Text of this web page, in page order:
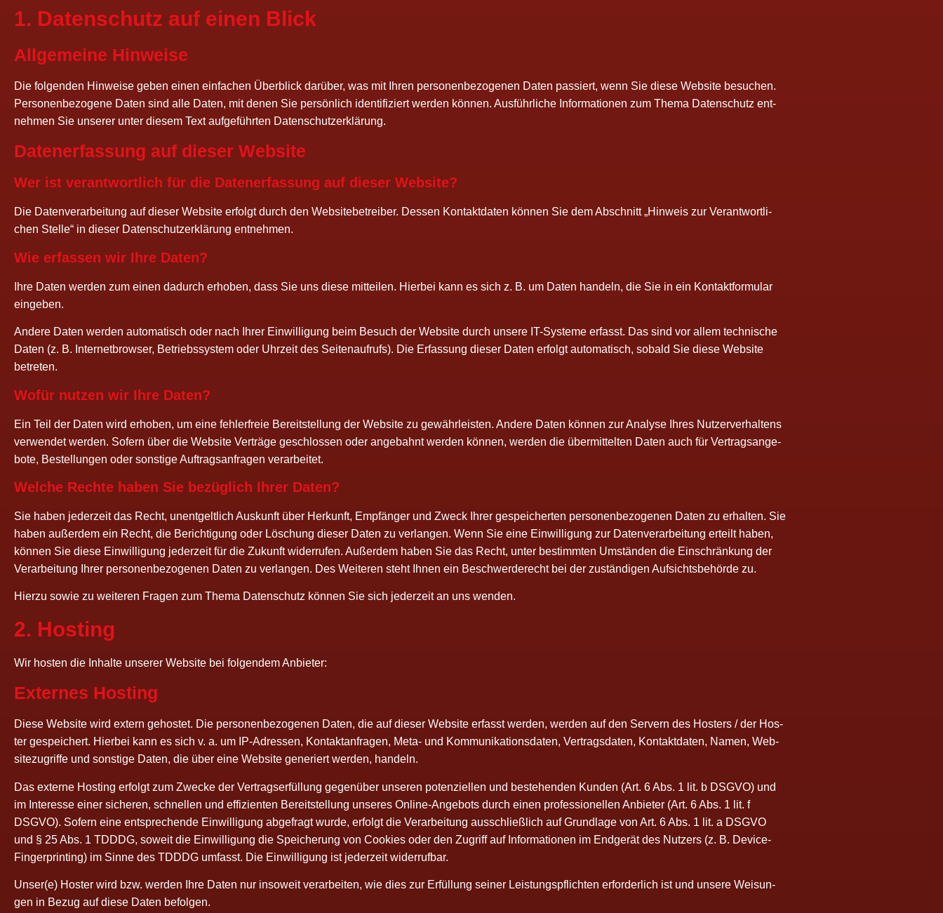
1. Daten­schutz auf einen Blick
All­ge­mei­ne Hinweise
Die fol­gen­den Hin­wei­se geben einen ein­fa­chen Über­blick dar­über, was mit Ihren per­so­nen­be­zo­ge­nen Daten pas­siert, wenn Sie die­se Web­site besu­chen.
Per­so­nen­be­zo­ge­ne Daten sind alle Daten, mit denen Sie per­sön­lich iden­ti­fi­ziert wer­den kön­nen. Aus­führ­li­che Infor­ma­tio­nen zum The­ma Daten­schutz ent­
neh­men Sie unse­rer unter die­sem Text auf­ge­führ­ten Datenschutzerklärung.
Daten­er­fas­sung auf die­ser Website
Wer ist ver­ant­wort­lich für die Daten­er­fas­sung auf die­ser Website?
Die Daten­ver­ar­bei­tung auf die­ser Web­site erfolgt durch den Web­site­be­trei­ber. Des­sen Kon­takt­da­ten kön­nen Sie dem Abschnitt „Hin­weis zur Ver­ant­wort­li­
chen Stel­le“ in die­ser Daten­schutz­er­klä­rung entnehmen.
Wie erfas­sen wir Ihre Daten?
Ihre Daten wer­den zum einen dadurch erho­ben, dass Sie uns die­se mit­tei­len. Hier­bei kann es sich z. B. um Daten han­deln, die Sie in ein Kon­takt­for­mu­lar
eingeben.
Ande­re Daten wer­den auto­ma­tisch oder nach Ihrer Ein­wil­li­gung beim Besuch der Web­site durch unse­re IT-Sys­te­me erfasst. Das sind vor allem tech­ni­sche
Daten (z. B. Inter­net­brow­ser, Betriebs­sys­tem oder Uhr­zeit des Sei­ten­auf­rufs). Die Erfas­sung die­ser Daten erfolgt auto­ma­tisch, sobald Sie die­se Web­site
betreten.
Wofür nut­zen wir Ihre Daten?
Ein Teil der Daten wird erho­ben, um eine feh­ler­freie Bereit­stel­lung der Web­site zu gewähr­leis­ten. Ande­re Daten kön­nen zur Ana­ly­se Ihres Nut­zer­ver­hal­tens
ver­wen­det wer­den. Sofern über die Web­site Ver­trä­ge geschlos­sen oder ange­bahnt wer­den kön­nen, wer­den die über­mit­tel­ten Daten auch für Ver­trags­an­ge­
bo­te, Bestel­lun­gen oder sons­ti­ge Auf­trags­an­fra­gen verarbeitet.
Wel­che Rech­te haben Sie bezüg­lich Ihrer Daten?
Sie haben jeder­zeit das Recht, unent­gelt­lich Aus­kunft über Her­kunft, Emp­fän­ger und Zweck Ihrer gespei­cher­ten per­so­nen­be­zo­ge­nen Daten zu erhal­ten. Sie
haben außer­dem ein Recht, die Berich­ti­gung oder Löschung die­ser Daten zu ver­lan­gen. Wenn Sie eine Ein­wil­li­gung zur Daten­ver­ar­bei­tung erteilt haben,
kön­nen Sie die­se Ein­wil­li­gung jeder­zeit für die Zukunft wider­ru­fen. Außer­dem haben Sie das Recht, unter bestimm­ten Umstän­den die Ein­schrän­kung der
Ver­ar­bei­tung Ihrer per­so­nen­be­zo­ge­nen Daten zu ver­lan­gen. Des Wei­te­ren steht Ihnen ein Beschwer­de­recht bei der zustän­di­gen Auf­sichts­be­hör­de zu.
Hier­zu sowie zu wei­te­ren Fra­gen zum The­ma Daten­schutz kön­nen Sie sich jeder­zeit an uns wenden.
2. Hos­ting
Wir hos­ten die Inhal­te unse­rer Web­site bei fol­gen­dem Anbieter:
Exter­nes Hosting
Die­se Web­site wird extern gehos­tet. Die per­so­nen­be­zo­ge­nen Daten, die auf die­ser Web­site erfasst wer­den, wer­den auf den Ser­vern des Hos­ters / der Hos­
ter gespei­chert. Hier­bei kann es sich v. a. um IP-Adres­sen, Kon­takt­an­fra­gen, Meta- und Kom­mu­ni­ka­ti­ons­da­ten, Ver­trags­da­ten, Kon­takt­da­ten, Namen, Web­
site­zu­grif­fe und sons­ti­ge Daten, die über eine Web­site gene­riert wer­den, handeln.
Das exter­ne Hos­ting erfolgt zum Zwe­cke der Ver­trags­er­fül­lung gegen­über unse­ren poten­zi­el­len und bestehen­den Kun­den (Art. 6 Abs. 1 lit. b DSGVO) und
im Inter­es­se einer siche­ren, schnel­len und effi­zi­en­ten Bereit­stel­lung unse­res Online-Ange­bots durch einen pro­fes­sio­nel­len Anbie­ter (Art. 6 Abs. 1 lit. f
DSGVO). Sofern eine ent­spre­chen­de Ein­wil­li­gung abge­fragt wur­de, erfolgt die Ver­ar­bei­tung aus­schließ­lich auf Grund­la­ge von Art. 6 Abs. 1 lit. a DSGVO
und § 25 Abs. 1 TDDDG, soweit die Ein­wil­li­gung die Spei­che­rung von Coo­kies oder den Zugriff auf Infor­ma­tio­nen im End­ge­rät des Nut­zers (z. B. Device-
Fin­ger­prin­ting) im Sin­ne des TDDDG umfasst. Die Ein­wil­li­gung ist jeder­zeit widerrufbar.
Unser(e) Hos­ter wird bzw. wer­den Ihre Daten nur inso­weit ver­ar­bei­ten, wie dies zur Erfül­lung sei­ner Leis­tungs­pflich­ten erfor­der­lich ist und unse­re Wei­sun­
gen in Bezug auf die­se Daten befolgen.